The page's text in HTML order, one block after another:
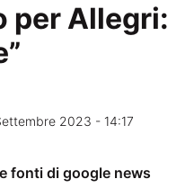
per Allegri:
2023 - 14:17
fonti di google news